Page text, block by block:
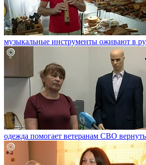
музыкальные инструменты оживают в
одежда помогает ветеранам СВО